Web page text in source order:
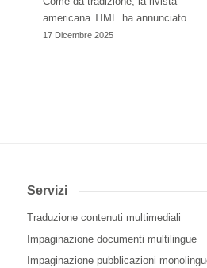
americana TIME ha annunciato…
17 Dicembre 2025
Servizi
Traduzione contenuti multimediali
Impaginazione documenti multilingue
Impaginazione pubblicazioni